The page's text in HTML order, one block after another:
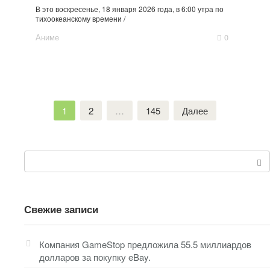
В это воскресенье, 18 января 2026 года, в 6:00 утра по
тихоокеанскому времени /
Аниме 0
1 2 … 145 Далее
Поиск:
Свежие записи
Компания GameStop предложила 55.5 миллиардов
долларов за покупку eBay.